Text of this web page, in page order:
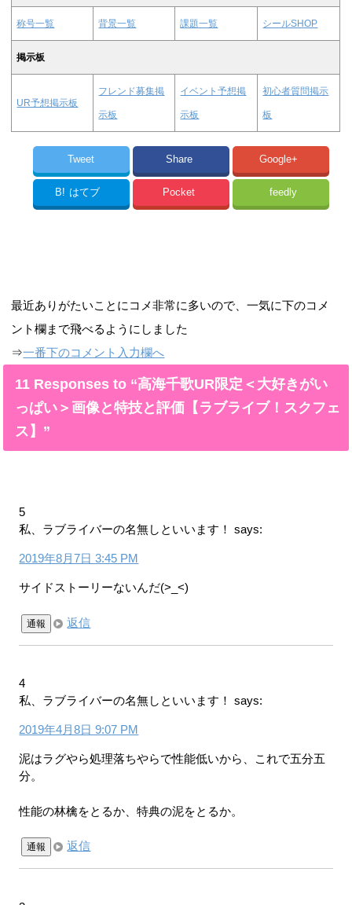
称号一覧 背景一覧 課題一覧 シールSHOP
掲示板
UR予想掲示板
フレンド募集掲
示板
イベント予想掲
示板
初心者質問掲示
板
Tweet Share Google+
B! はてブ Pocket feedly
最近ありがたいことにコメ非常に多いので、一気に下のコメ
ント欄まで飛べるようにしました
⇒一番下のコメント入力欄へ
11 Responses to “高海千歌UR限定＜大好きがい
っぱい＞画像と特技と評価【ラブライブ！スクフェ
ス】”
5
私、ラブライバーの名無しといいます！
says:
2019年8月7日 3:45 PM
サイドストーリーないんだ(>_<)
通報 返信
4
私、ラブライバーの名無しといいます！
says:
2019年4月8日 9:07 PM
泥はラグやら処理落ちやらで性能低いから、これで五分五
分。
性能の林檎をとるか、特典の泥をとるか。
通報 返信